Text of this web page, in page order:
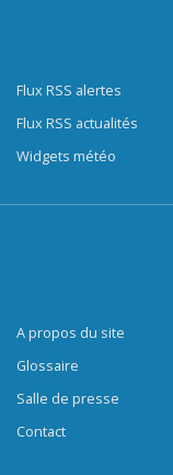
Flux RSS alertes
Flux RSS actualités
Widgets météo
A propos du site
Glossaire
Salle de presse
Contact